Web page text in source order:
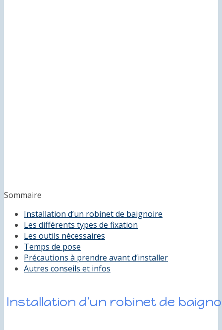
Sommaire
Installation d’un robinet de baignoire
Les différents types de fixation
Les outils nécessaires
Temps de pose
Précautions à prendre avant d’installer
Autres conseils et infos
Installation d’un robinet de